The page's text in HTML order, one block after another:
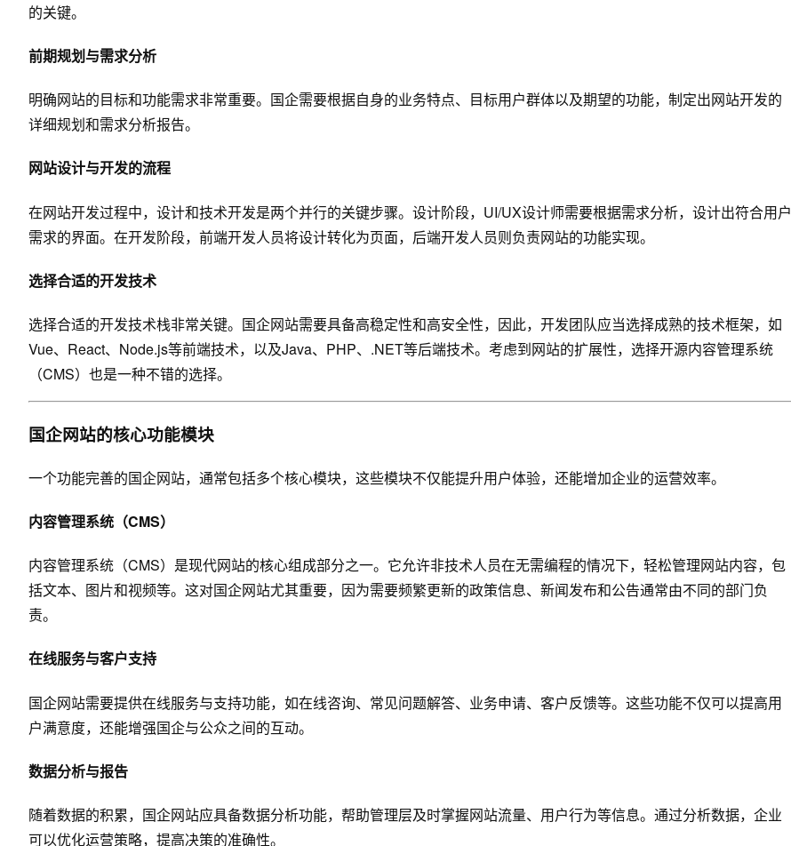
的关键。
前期规划与需求分析
明确网站的目标和功能需求非常重要。国企需要根据自身的业务特点、目标用户群体以及期望的功能，制定出网站开发的
详细规划和需求分析报告。
网站设计与开发的流程
在网站开发过程中，设计和技术开发是两个并行的关键步骤。设计阶段，UI/UX设计师需要根据需求分析，设计出符合用户
需求的界面。在开发阶段，前端开发人员将设计转化为页面，后端开发人员则负责网站的功能实现。
选择合适的开发技术
选择合适的开发技术栈非常关键。国企网站需要具备高稳定性和高安全性，因此，开发团队应当选择成熟的技术框架，如
Vue、React、Node.js等前端技术，以及Java、PHP、.NET等后端技术。考虑到网站的扩展性，选择开源内容管理系统
（CMS）也是一种不错的选择。
国企网站的核心功能模块
一个功能完善的国企网站，通常包括多个核心模块，这些模块不仅能提升用户体验，还能增加企业的运营效率。
内容管理系统（CMS）
内容管理系统（CMS）是现代网站的核心组成部分之一。它允许非技术人员在无需编程的情况下，轻松管理网站内容，包
括文本、图片和视频等。这对国企网站尤其重要，因为需要频繁更新的政策信息、新闻发布和公告通常由不同的部门负
责。
在线服务与客户支持
国企网站需要提供在线服务与支持功能，如在线咨询、常见问题解答、业务申请、客户反馈等。这些功能不仅可以提高用
户满意度，还能增强国企与公众之间的互动。
数据分析与报告
随着数据的积累，国企网站应具备数据分析功能，帮助管理层及时掌握网站流量、用户行为等信息。通过分析数据，企业
可以优化运营策略，提高决策的准确性。